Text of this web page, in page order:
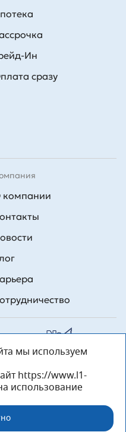
Ин
сразу
принадлежат
информация,
исключительно
условиях не является
статьи 437 ГК РФ.
196233, Санкт-Петербург, ул.
Н, офис 4 ИНН 7810269443,
мы используем
https://www.l1-
использование